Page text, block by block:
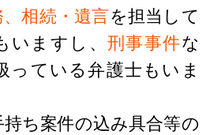
相続・遺言を担当して
いますし、刑事事件な
っている弁護士もいま
ち案件の込み具合等の